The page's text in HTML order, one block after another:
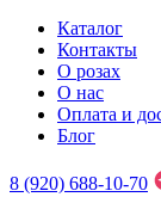
Каталог
Контакты
О розах
О нас
Оплата и
Блог
8 (920) 688-10-70